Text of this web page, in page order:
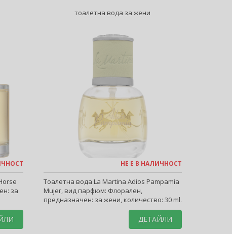
за
тоалетна вода за жени
НЕ Е В НАЛИЧНОСТ
Тоалетна вода La Martina Adios Pampamia
Mujer, вид парфюм: Флорален,
предназначен: за жени, количество: 30 ml.
ДЕТАЙЛИ